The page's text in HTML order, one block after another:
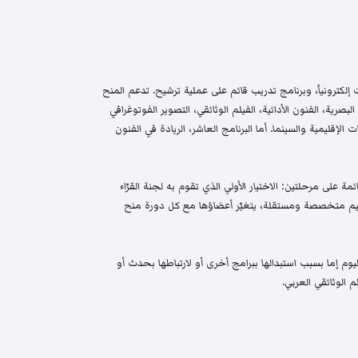
وبرنامج تدريب قائم على عملية ترشيح. تدعم المنح
الفنون الأدائية، الفيلم الوثائقي، التصوير الفوتوغرافي
والسينما. أما البرنامج العاشر، الريادة في الفنون
قائمة على مرحلتين: الاختيار الأولي الذي تقوم به لجنة القرّاء
متخصصة ومستقلة، يتغيّر أعضاؤها مع كل دورة منح
إما بسبب استبدالها ببرامج أخرى أو لارتباطها بحدث أو
الوثائقي العربي.